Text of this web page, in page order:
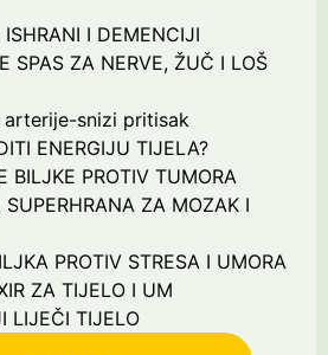
I DEMENCIJI
SPAS ZA NERVE, ŽUČ I LOŠ
arterije-snizi pritisak
ENERGIJU TIJELA?
BILJKE PROTIV TUMORA
ZA MOZAK I
PROTIV STRESA I UMORA
ZA TIJELO I UM
LIJEČI TIJELO